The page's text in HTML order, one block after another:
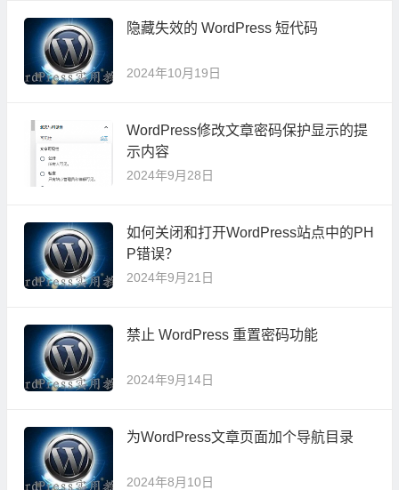
隐藏失效的 WordPress 短代码
2024年10月19日
WordPress修改文章密码保护显示的提
示内容
2024年9月28日
如何关闭和打开WordPress站点中的PH
P错误？
2024年9月21日
禁止 WordPress 重置密码功能
2024年9月14日
为WordPress文章页面加个导航目录
2024年8月10日